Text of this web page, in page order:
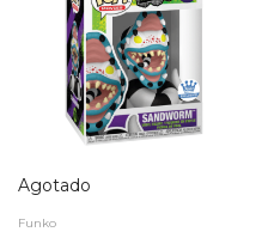
Agotado
Funko